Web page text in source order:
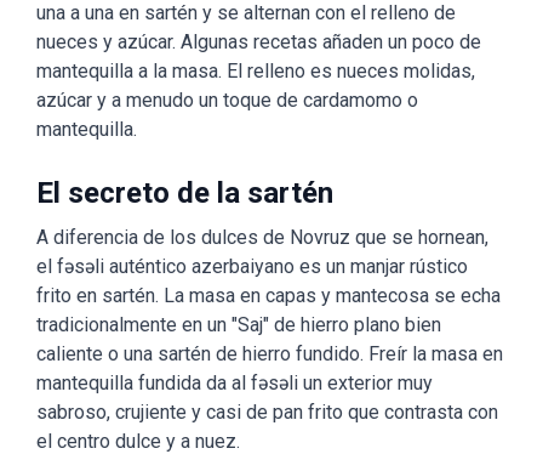
una a una en sartén y se alternan con el relleno de
nueces y azúcar. Algunas recetas añaden un poco de
mantequilla a la masa. El relleno es nueces molidas,
azúcar y a menudo un toque de cardamomo o
mantequilla.
El secreto de la sartén
A diferencia de los dulces de Novruz que se hornean,
el fəsəli auténtico azerbaiyano es un manjar rústico
frito en sartén. La masa en capas y mantecosa se echa
tradicionalmente en un "Saj" de hierro plano bien
caliente o una sartén de hierro fundido. Freír la masa en
mantequilla fundida da al fəsəli un exterior muy
sabroso, crujiente y casi de pan frito que contrasta con
el centro dulce y a nuez.